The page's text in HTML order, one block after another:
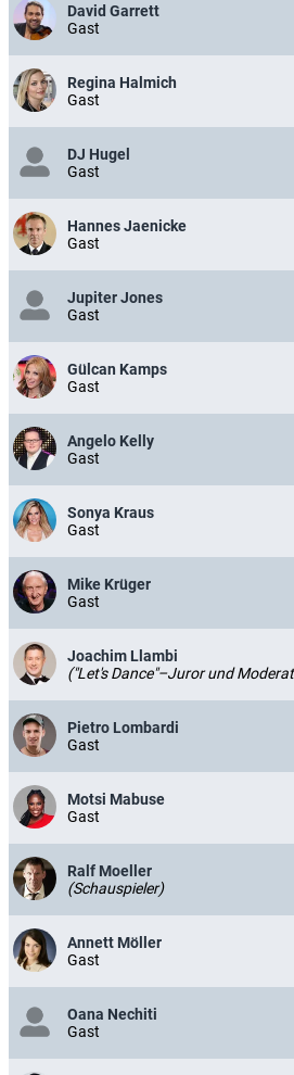
David Garrett
Gast
Regina Halmich
Gast
DJ Hugel
Gast
Hannes Jaenicke
Gast
Jupiter Jones
Gast
Gülcan Kamps
Gast
Angelo Kelly
Gast
Sonya Kraus
Gast
Mike Krüger
Gast
Joachim Llambi
("Let's Dance"–Juror und
Pietro Lombardi
Gast
Motsi Mabuse
Gast
Ralf Moeller
(Schauspieler)
Annett Möller
Gast
Oana Nechiti
Gast